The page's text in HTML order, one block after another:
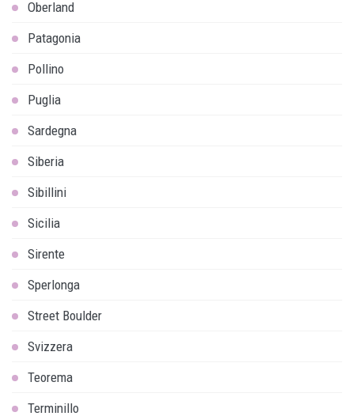
Oberland
Patagonia
Pollino
Puglia
Sardegna
Siberia
Sibillini
Sicilia
Sirente
Sperlonga
Street Boulder
Svizzera
Teorema
Terminillo